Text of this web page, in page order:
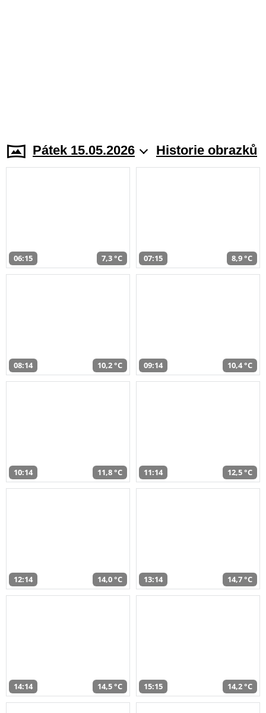
Pátek 15.05.2026 Historie obrazků
06:15 7,3 °C 07:15 8,9 °C
08:14 10,2 °C 09:14 10,4 °C
10:14 11,8 °C 11:14 12,5 °C
12:14 14,0 °C 13:14 14,7 °C
14:14 14,5 °C 15:15 14,2 °C